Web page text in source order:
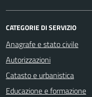
CATEGORIE DI SERVIZIO
Anagrafe e stato civile
Autorizzazioni
Catasto e urbanistica
Educazione e formazione